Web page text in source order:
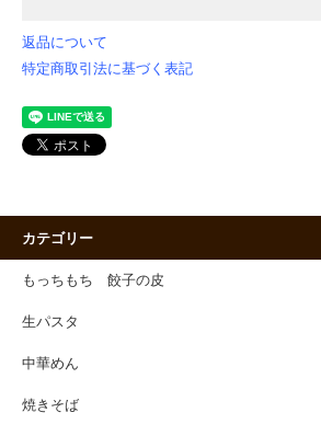
返品について
特定商取引法に基づく表記
カテゴリー
もっちもち 餃子の皮
生パスタ
中華めん
焼きそば